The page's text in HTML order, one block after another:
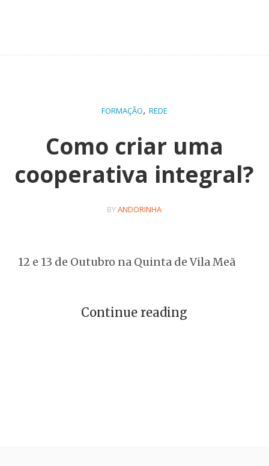
FORMAÇÃO, REDE
Como criar uma
cooperativa integral?
BYANDORINHA
12 e 13 de Outubro na Quinta de Vila Meã
Continue reading